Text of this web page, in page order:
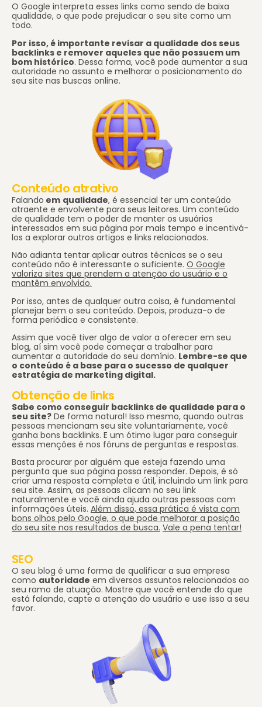
O Google interpreta esses links como sendo de baixa
qualidade, o que pode prejudicar o seu site como um
todo.
Por isso, é importante revisar a qualidade dos seus
backlinks e remover aqueles que não possuem um
bom histórico. Dessa forma, você pode aumentar a sua
autoridade no assunto e melhorar o posicionamento do
seu site nas buscas online.
Conteúdo atrativo
Falando em qualidade, é essencial ter um conteúdo
atraente e envolvente para seus leitores. Um conteúdo
de qualidade tem o poder de manter os usuários
interessados em sua página por mais tempo e incentivá-
los a explorar outros artigos e links relacionados.
Não adianta tentar aplicar outras técnicas se o seu
conteúdo não é interessante o suficiente. O Google
valoriza sites que prendem a atenção do usuário e o
mantêm envolvido.
Por isso, antes de qualquer outra coisa, é fundamental
planejar bem o seu conteúdo. Depois, produza-o de
forma periódica e consistente.
Assim que você tiver algo de valor a oferecer em seu
blog, aí sim você pode começar a trabalhar para
aumentar a autoridade do seu domínio. Lembre-se que
o conteúdo é a base para o sucesso de qualquer
estratégia de marketing digital.
Obtenção de links
Sabe como conseguir backlinks de qualidade para o
seu site? De forma natural! Isso mesmo, quando outras
pessoas mencionam seu site voluntariamente, você
ganha bons backlinks. E um ótimo lugar para conseguir
essas menções é nos fóruns de perguntas e respostas.
Basta procurar por alguém que esteja fazendo uma
pergunta que sua página possa responder. Depois, é só
criar uma resposta completa e útil, incluindo um link para
seu site. Assim, as pessoas clicam no seu link
naturalmente e você ainda ajuda outras pessoas com
informações úteis. Além disso, essa prática é vista com
bons olhos pelo Google, o que pode melhorar a posição
do seu site nos resultados de busca. Vale a pena tentar!
SEO
O seu blog é uma forma de qualificar a sua empresa
como autoridade em diversos assuntos relacionados ao
seu ramo de atuação. Mostre que você entende do que
está falando, capte a atenção do usuário e use isso a seu
favor.